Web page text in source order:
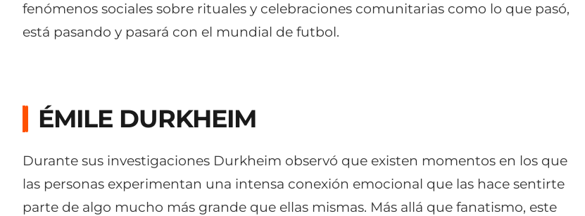
fenómenos sociales sobre rituales y celebraciones comunitarias como lo que pasó,
está pasando y pasará con el mundial de futbol.
ÉMILE DURKHEIM
Durante sus investigaciones Durkheim observó que existen momentos en los que
las personas experimentan una intensa conexión emocional que las hace sentirte
parte de algo mucho más grande que ellas mismas. Más allá que fanatismo, este